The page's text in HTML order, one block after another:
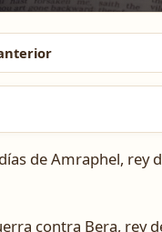
de Amraphel, rey
contra Bera, rey